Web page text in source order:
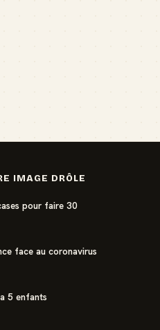
IMAGE DRÔLE
pour faire 30
face au coronavirus
5 enfants